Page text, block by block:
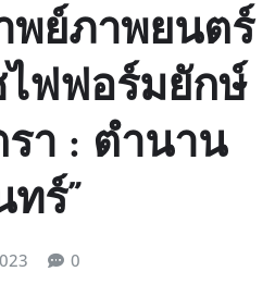
พย์ภาพยนตร์
ฟฟอร์มยักษ์
า : ตำนาน
ร์”
0